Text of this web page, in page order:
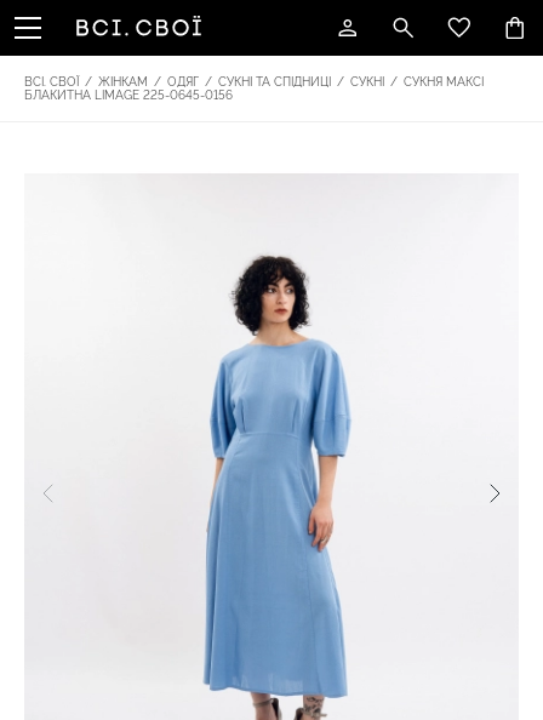
ВСІ. СВОЇ / ЖІНКАМ / ОДЯГ / СУКНІ ТА СПІДНИЦІ / СУКНІ / СУКНЯ МАКСІ
БЛАКИТНА LIMAGE 225-0645-0156